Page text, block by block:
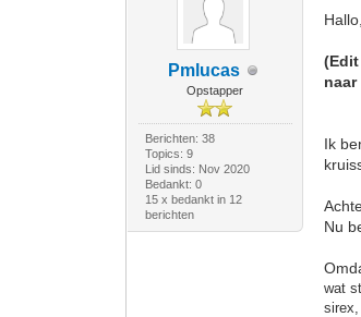
Pmlucas
Opstapper
Berichten: 38
Topics: 9
Lid sinds: Nov 2020
Bedankt: 0
15 x bedankt in 12
berichten
Hallo,
naar
Ik
Nu
wat